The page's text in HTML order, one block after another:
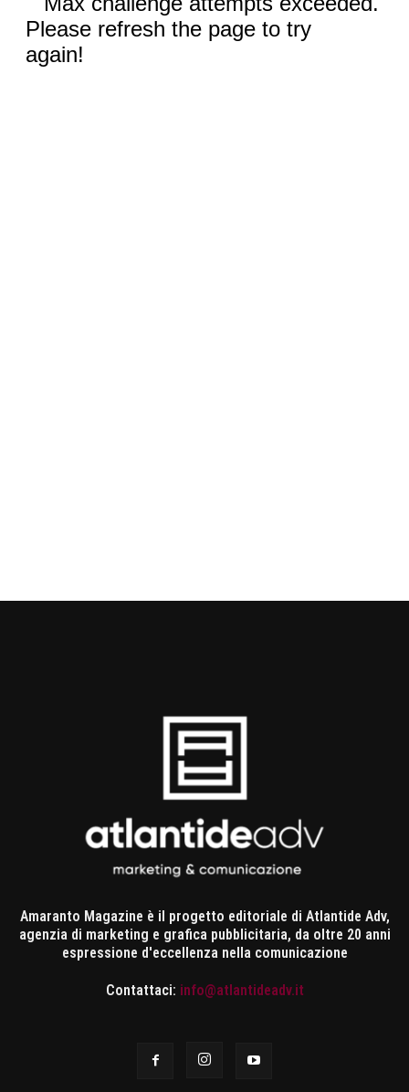
Amaranto Magazine è il progetto editoriale di Atlantide Adv,
agenzia di marketing e grafica pubblicitaria, da oltre 20 anni
espressione d'eccellenza nella comunicazione
Contattaci: info@atlantideadv.it